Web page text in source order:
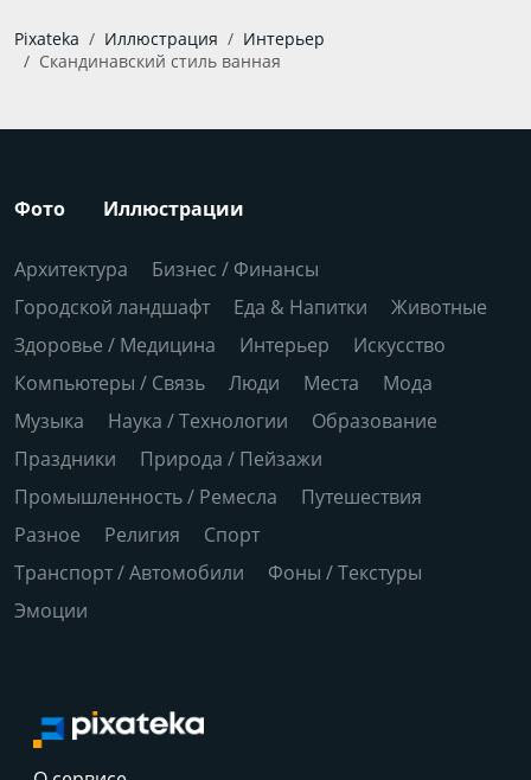
Pixateka Иллюстрация
Интерьер
Скандинавский стиль ванная
Фото Иллюстрации
Архитектура
Бизнес / Финансы
Городской ландшафт
Еда & Напитки
Животные
Здоровье / Медицина
Интерьер
Искусство
Компьютеры / Связь
Люди Места
Мода
Музыка
Наука / Технологии
Образование
Праздники
Природа / Пейзажи
Промышленность / Ремесла
Путешествия
Разное
Религия
Спорт
Транспорт / Автомобили
Фоны / Текстуры
Эмоции